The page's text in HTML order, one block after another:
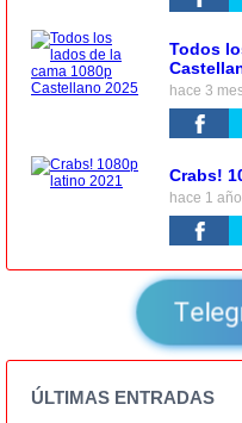
Todos
hace 3
Crabs!
hace 1 año
ÚLTIMAS ENTRADAS